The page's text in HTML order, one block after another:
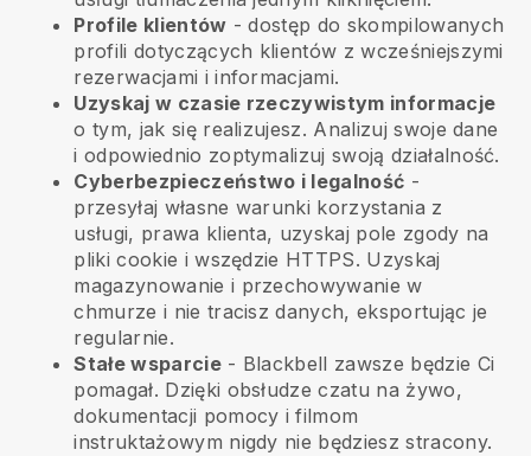
Profile klientów - dostęp do skompilowanych
profili dotyczących klientów z wcześniejszymi
rezerwacjami i informacjami.
Uzyskaj w czasie rzeczywistym informacje
o tym, jak się realizujesz. Analizuj swoje dane
i odpowiednio zoptymalizuj swoją działalność.
Cyberbezpieczeństwo i legalność -
przesyłaj własne warunki korzystania z
usługi, prawa klienta, uzyskaj pole zgody na
pliki cookie i wszędzie HTTPS. Uzyskaj
magazynowanie i przechowywanie w
chmurze i nie tracisz danych, eksportując je
regularnie.
Stałe wsparcie- Blackbell zawsze będzie Ci
pomagał. Dzięki obsłudze czatu na żywo,
dokumentacji pomocy i filmom
instruktażowym nigdy nie będziesz stracony.